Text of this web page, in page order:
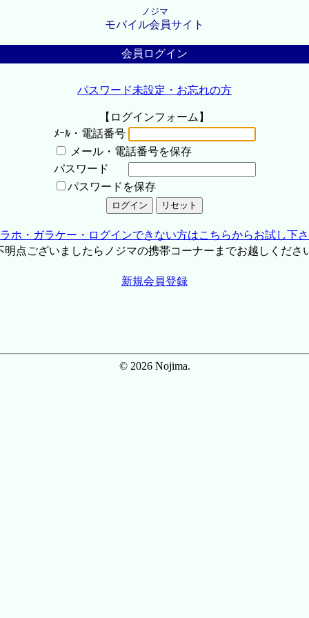
ノジマ
モバイル会員サイト
会員ログイン
パスワード未設定・お忘れの方
【ログインフォーム】
ﾒｰﾙ・電話番号
メール・電話番号を保存
パスワード
パスワードを保存
ホ・ガラケー・ログインできない方はこちらからお試し下
点ございましたらノジマの携帯コーナーまでお越しくださ
新規会員登録
© 2026 Nojima.